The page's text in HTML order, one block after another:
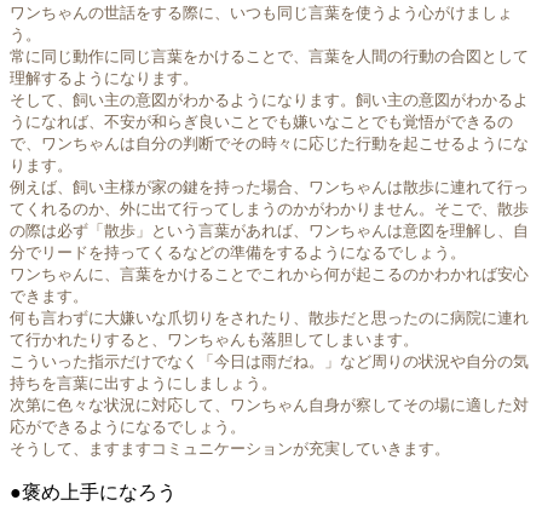
ワンちゃんの世話をする際に、いつも同じ言葉を使うよう心がけましょ
う。
常に同じ動作に同じ言葉をかけることで、言葉を人間の行動の合図として
理解するようになります。
そして、飼い主の意図がわかるようになります。飼い主の意図がわかるよ
うになれば、不安が和らぎ良いことでも嫌いなことでも覚悟ができるの
で、ワンちゃんは自分の判断でその時々に応じた行動を起こせるようにな
ります。
例えば、飼い主様が家の鍵を持った場合、ワンちゃんは散歩に連れて行っ
てくれるのか、外に出て行ってしまうのかがわかりません。そこで、散歩
の際は必ず「散歩」という言葉があれば、ワンちゃんは意図を理解し、自
分でリードを持ってくるなどの準備をするようになるでしょう。
ワンちゃんに、言葉をかけることでこれから何が起こるのかわかれば安心
できます。
何も言わずに大嫌いな爪切りをされたり、散歩だと思ったのに病院に連れ
て行かれたりすると、ワンちゃんも落胆してしまいます。
こういった指示だけでなく「今日は雨だね。」など周りの状況や自分の気
持ちを言葉に出すようにしましょう。
次第に色々な状況に対応して、ワンちゃん自身が察してその場に適した対
応ができるようになるでしょう。
そうして、ますますコミュニケーションが充実していきます。
●褒め上手になろう